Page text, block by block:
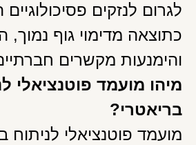
לגרום לנזקים פסיכולוגיים
כתוצאה מדימוי גוף נמוך,
והימנעות מקשרים
מיהו מועמד פוטנציאלי
בריאטרי?
מועמד פוטנציאלי לניתוח